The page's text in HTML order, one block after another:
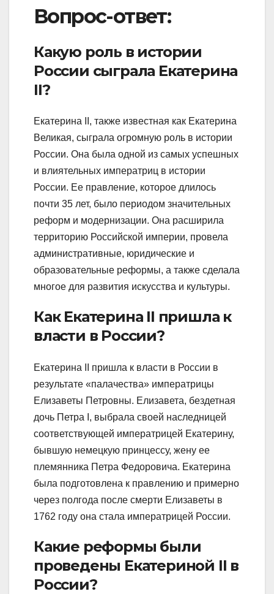
Вопрос-ответ:
Какую роль в истории
России сыграла Екатерина
II?
Екатерина II, также известная как Екатерина
Великая, сыграла огромную роль в истории
России. Она была одной из самых успешных
и влиятельных императриц в истории
России. Ее правление, которое длилось
почти 35 лет, было периодом значительных
реформ и модернизации. Она расширила
территорию Российской империи, провела
административные, юридические и
образовательные реформы, а также сделала
многое для развития искусства и культуры.
Как Екатерина II пришла к
власти в России?
Екатерина II пришла к власти в России в
результате «палачества» императрицы
Елизаветы Петровны. Елизавета, бездетная
дочь Петра I, выбрала своей наследницей
соответствующей императрицей Екатерину,
бывшую немецкую принцессу, жену ее
племянника Петра Федоровича. Екатерина
была подготовлена к правлению и примерно
через полгода после смерти Елизаветы в
1762 году она стала императрицей России.
Какие реформы были
проведены Екатериной II в
России?